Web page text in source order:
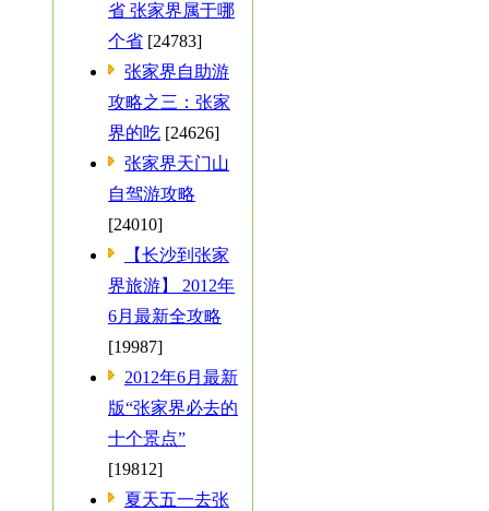
省 张家界属于哪
个省 [24783]
张家界自助游
攻略之三：张家
界的吃 [24626]
张家界天门山
自驾游攻略
[24010]
【长沙到张家
界旅游】 2012年
6月最新全攻略
[19987]
2012年6月最新
版“张家界必去的
十个景点”
[19812]
夏天五一去张